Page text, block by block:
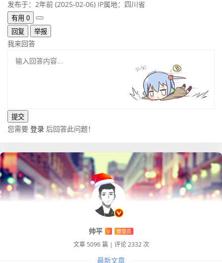
发布于：2年前 (2025-02-06) IP属地：四川省
有用 0
回复
举报
我来回答
您需要 登录 后回答此问题！
帅平 V 管理员
文章 5096 篇 | 评论 2332 次
最新文章